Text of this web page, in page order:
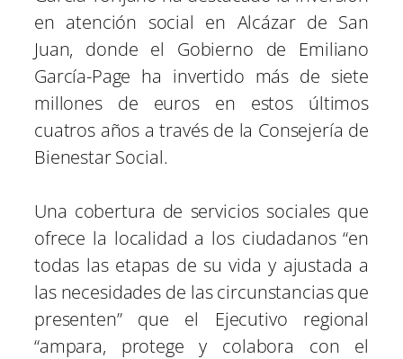
en atención social en Alcázar de San
Juan, donde el Gobierno de Emiliano
García-Page ha invertido más de siete
millones de euros en estos últimos
cuatros años a través de la Consejería de
Bienestar Social.
Una cobertura de servicios sociales que
ofrece la localidad a los ciudadanos “en
todas las etapas de su vida y ajustada a
las necesidades de las circunstancias que
presenten” que el Ejecutivo regional
“ampara, protege y colabora con el